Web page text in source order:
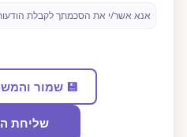
אנא אשר/י את הסכמתך לקבלת
💾 שמור
שליחת